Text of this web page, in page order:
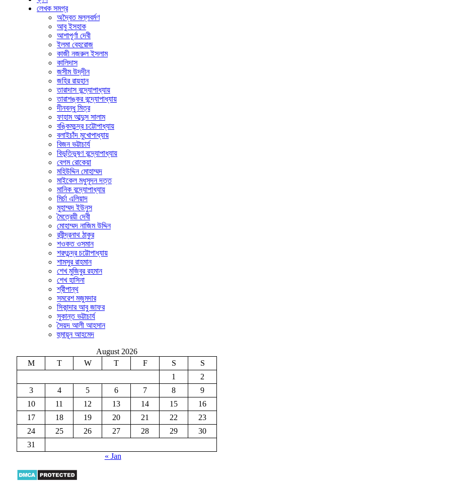
লেখক সমগ্র
অদ্বৈত মল্লবর্মণ
আবু ইসহাক
আশাপূর্ণা দেবী
ইলমা বেহরোজ
কাজী নজরুল ইসলাম
কালিদাস
জসীম উদ্‌দীন
জহির রায়হান
তারাদাস বন্দ্যোপাধ্যায়
তারাশঙ্কর বন্দ্যোপাধ্যায়
দীনবন্ধু মিত্র
ফাহাম আব্দুস সালাম
বঙ্কিমচন্দ্র চট্টোপাধ্যায়
বলাইচাঁদ মুখোপাধ্যায়
বিজন ভট্টাচার্য
বিভূতিভূষণ বন্দ্যোপাধ্যায়
বেগম রোকেয়া
মহিউদ্দিন মোহাম্মদ
মাইকেল মধুসূদন দত্ত
মানিক বন্দ্যোপাধ্যায়
মির্চা এলিয়াদ
মুহাম্মদ ইউনুস
মৈত্রেয়ী দেবী
মোহাম্মদ নাজিম উদ্দিন
রবীন্দ্রনাথ ঠাকুর
শওকত ওসমান
শরৎচন্দ্র চট্টোপাধ্যায়
শামসুর রাহমান
শেখ মুজিবুর রহমান
শেখ হাসিনা
শ্রীপান্থ
সমরেশ মজুমদার
সিকান্দার আবু জাফর
সুকান্ত ভট্টাচার্য
সৈয়দ আলী আহসান
হুমায়ূন আহমেদ
August 2026
M
T W T F S
S
1
2
3
4 5 6 7 8
9
10
11 12 13 14 15
16
17
18 19 20 21 22
23
24
25 26 27 28 29
30
31
« Jan